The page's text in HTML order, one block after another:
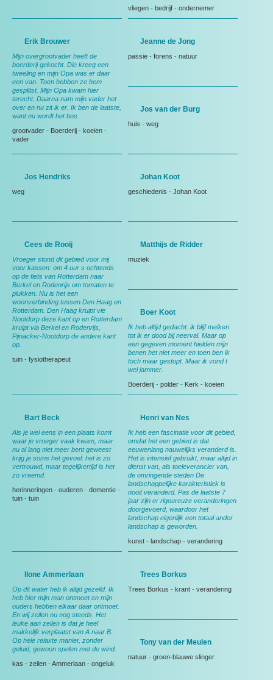
vliegen - bedrijf - ondernemer
Erik Brouwer
Mijn overgrootvader heeft de
boerderij gekocht. Die kreeg een
tweeling en mijn Opa was er daar
een van. Toen hebben ze hem
gesplitst. Mijn Opa kwam hier
terecht. Daarna nam mijn vader het
over en nu zit ik er. Ik ben de laatste,
want nu wordt het bos.
grootvader - Boerderij - koeien -
vader
Jeanne de Jong
passie - forens - natuur
Jos van der Burg
huis - weg
Jos Hendriks
weg
Johan Koot
geschiedenis - Johan Koot
Cees de Rooij
Vroeger stond dit gebied voor mij
voor kassen: om 4 uur s ochtends
op de fiets van Rotterdam naar
Berkel en Rodenrijs om tomaten te
plukken. Nu is het een
woonverbinding tussen Den Haag en
Rotterdam. Den Haag kruipt vie
Nootdorp deze kant op en Rotterdam
kruipt via Berkel en Rodenrijs,
Pijnacker-Nootdorp de andere kant
op.
tuin - fysiotherapeut
Matthijs de Ridder
muziek
Boer Koot
Ik heb altijd gedacht: ik blijf melken
tot ik er dood bij neerval. Maar op
een gegeven moment hielden mijn
benen het niet meer en toen ben ik
toch maar gestopt. Maar ik vond t
wel jammer.
Boerderij - polder - Kerk - koeien
Bart Beck
Als je wel eens in een plaats komt
waar je vroeger vaak kwam, maar
nu al lang niet meer bent geweest
krijg je soms het gevoel: het is zo
vertrouwd, maar tegelijkertijd is het
zo vreemd.
herinneringen - ouderen - dementie -
tuin - tuin
Henri van Nes
Ik heb een fascinatie voor dit gebied,
omdat het een gebied is dat
eeuwenlang nauwelijks veranderd is.
Het is intensief gebruikt, maar altijd in
dienst van, als toeleverancier van,
de omringende steden De
landschappelijke karakteristiek is
nooit veranderd. Pas de laatste 7
jaar zijn er rigoureuze veranderingen
doorgevoerd, waardoor het
landschap eigenlijk een totaal ander
landschap is geworden.
kunst - landschap - verandering
Ilone Ammerlaan
Op dit water heb ik altijd gezeild. Ik
heb hier mijn man ontmoet en mijn
ouders hebben elkaar daar ontmoet.
En wij zeilen nu nog steeds. Het
leuke aan zeilen is dat je heel
makkelijk verplaatst van A naar B.
Op hele relaxte manier, zonder
geluid, gewoon spelen met de wind.
kas - zeilen - Ammerlaan - ongeluk
Trees Borkus
Trees Borkus - krant - verandering
Tony van der Meulen
natuur - groen-blauwe slinger